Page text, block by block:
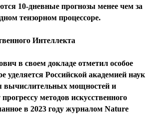
10-дневные прогнозы менее чем за
тензорном процессоре.
Интеллекта
в своем докладе отметил особое
уделяется Российской академией наук
вычислительных мощностей и
методов искусственного
в 2023 году журналом Nature